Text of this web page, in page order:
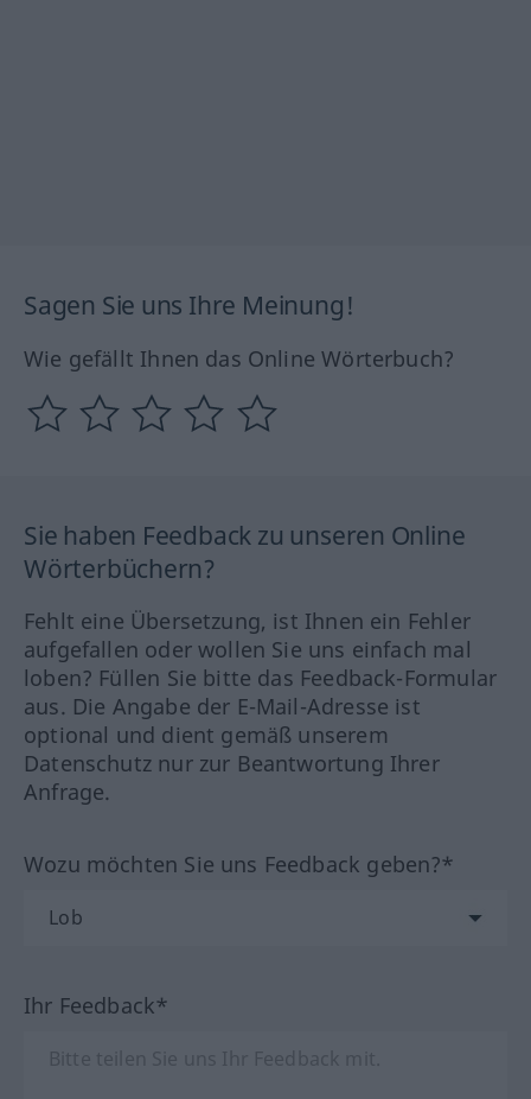
Sagen Sie uns Ihre Meinung!
Wie gefällt Ihnen das Online Wörterbuch?
Sie haben Feedback zu unseren Online
Wörterbüchern?
Fehlt eine Übersetzung, ist Ihnen ein Fehler
aufgefallen oder wollen Sie uns einfach mal
loben? Füllen Sie bitte das Feedback-Formular
aus. Die Angabe der E-Mail-Adresse ist
optional und dient gemäß unserem
Datenschutz nur zur Beantwortung Ihrer
Anfrage.
Wozu möchten Sie uns Feedback geben?*
Ihr Feedback*